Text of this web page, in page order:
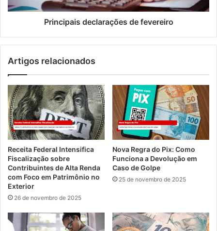
Principais declarações de fevereiro
Artigos relacionados
Receita Federal Intensifica
Fiscalização sobre
Contribuintes de Alta Renda
com Foco em Patrimônio no
Exterior
26 de novembro de 2025
Nova Regra do Pix: Como
Funciona a Devolução em
Caso de Golpe
25 de novembro de 2025